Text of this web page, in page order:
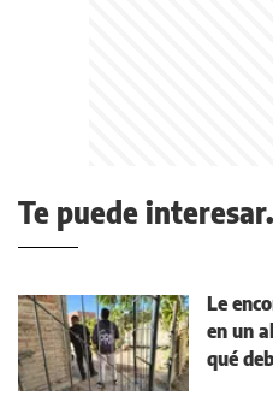
Te puede
Le
en un
qué